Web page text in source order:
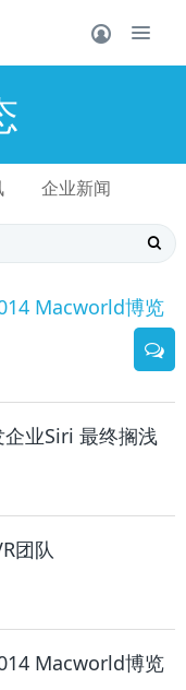
企业新闻
Macworld博览
业Siri 最终搁浅
团队
Macworld博览